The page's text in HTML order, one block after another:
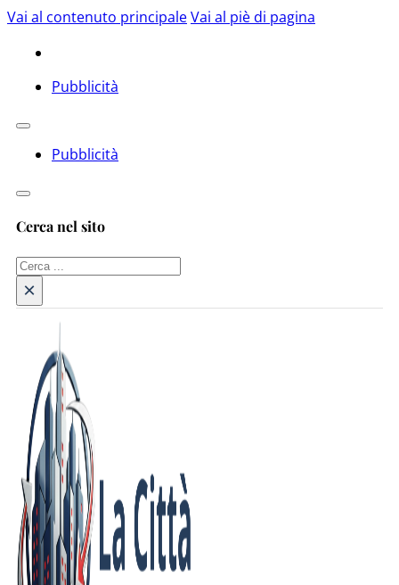
Vai al contenuto principaleVai al piè di pagina
Pubblicità
Pubblicità
Cerca nel sito
Cerca
×